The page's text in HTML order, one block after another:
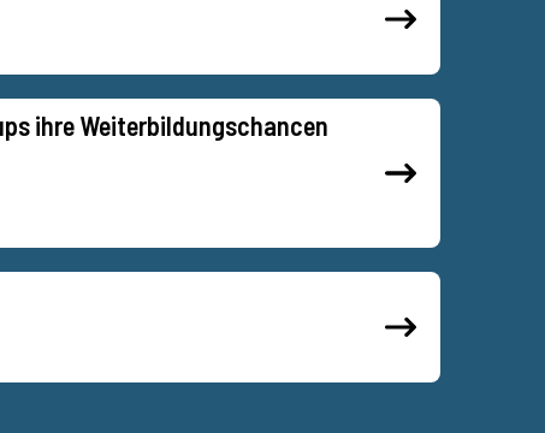
ihre Weiterbildungschancen